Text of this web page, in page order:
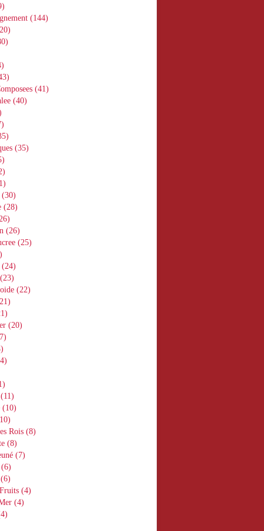
(144)
(41)
(40)
(35)
(30)
(28)
(26)
(25)
(24)
(23)
(22)
(20)
(11)
(10)
Rois (8)
(8)
(7)
(6)
(6)
(4)
(4)